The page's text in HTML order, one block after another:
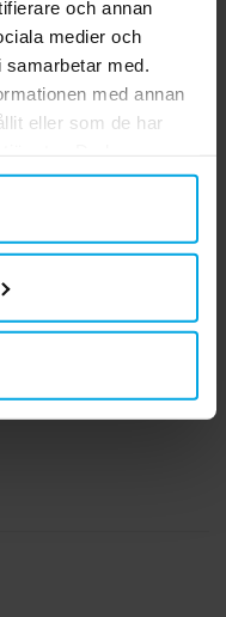
och annan
medier och
med.
med annan
eller som de har